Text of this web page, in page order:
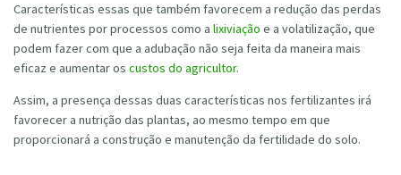
Características essas que também favorecem a redução das perdas
de nutrientes por processos como a lixiviação e a volatilização, que
podem fazer com que a adubação não seja feita da maneira mais
eficaz e aumentar os custos do agricultor.
Assim, a presença dessas duas características nos fertilizantes irá
favorecer a nutrição das plantas, ao mesmo tempo em que
proporcionará a construção e manutenção da fertilidade do solo.